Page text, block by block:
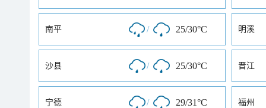
南平 / 25/30°C 明溪
沙县 / 25/30°C 晋江
宁德 / 29/31°C 福州